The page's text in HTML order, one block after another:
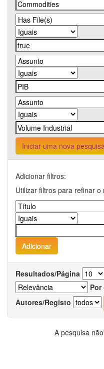
Iniciar uma nova
Adicionar filtros:
Utilizar filtros para refinar
Resultados/Página
Por
Autores/Registo
A pesquisa